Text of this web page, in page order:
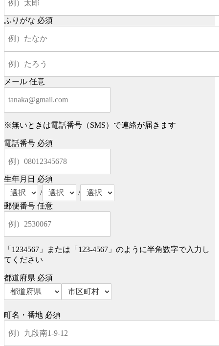
ふりがな 必須
メール 任意
※無いときは電話番号（SMS）で連絡が届きます
電話番号 必須
生年月日 必須
/
/
郵便番号 任意
「1234567」または「123-4567」のように半角数字で入力し
てください
都道府県 必須
町名・番地 必須